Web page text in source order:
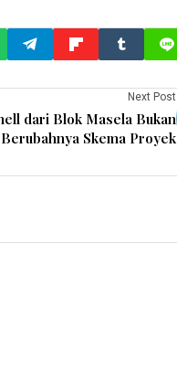
Next Post
dari Blok Masela Bukan
Skema Proyek